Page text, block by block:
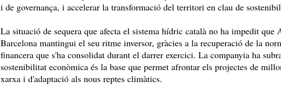
i de governança, i accelerar la transformació del territori en clau de
La situació de sequera que afecta el sistema hídric català no ha impedit que
Barcelona mantingui el seu ritme inversor, gràcies a la recuperació de la
financera que s'ha consolidat durant el darrer exercici. La companyia ha
sostenibilitat econòmica és la base que permet afrontar els projectes de
xarxa i d'adaptació als nous reptes climàtics.